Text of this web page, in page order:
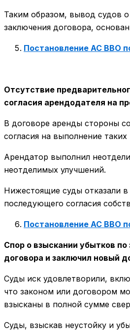
Таким образом, вывод судов
заключения договора,
Постановление АС ВВО
Отсутствие
согласия арендодателя на
В договоре аренды стороны
согласия на выполнение таких
Арендатор выполнил
неотделимых улучшений.
Нижестоящие суды отказали в
последующего согласия
Постановление АС ВВО
Спор о взыскании убытков
договора и заключил новый
Суды иск удовлетворили,
что законом или договором
взысканы в полной сумме
Суды, взыскав неустойку и